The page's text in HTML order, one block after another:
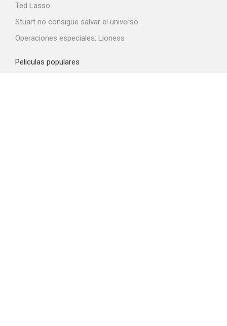
Ted Lasso
Stuart no consigue salvar el universo
Operaciones especiales: Lioness
Peliculas populares